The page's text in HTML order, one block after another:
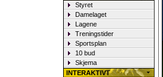
Styret
Damelaget
Lagene
Treningstider
Sportsplan
10 bud
Skjema
INTERAKTIVT